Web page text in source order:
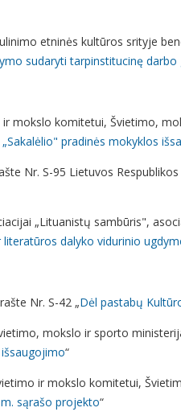
etninės kultūros srityje
sudaryti tarpinstitucinę darbo
mokslo komitetui, Švietimo,
pradinės mokyklos
Nr. S-95 Lietuvos Respublikos
„Lituanistų sambūris",
literatūros dalyko vidurinio
Nr. S-42 „Dėl pastabų
mokslo ir sporto
“
ir mokslo komitetui,
sąrašo projekto“